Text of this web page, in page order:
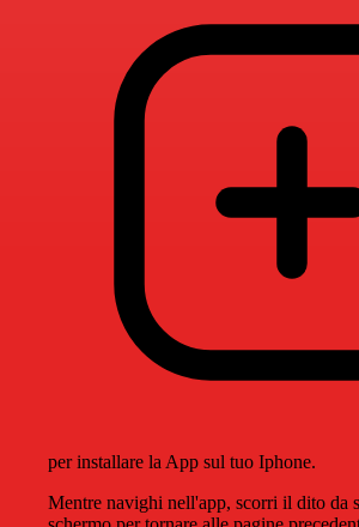
per installare la App sul tuo Iphone.
Mentre navighi nell'app, scorri il dito da